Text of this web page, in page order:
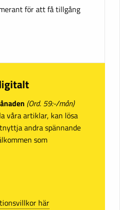
för att få tillgång
(Ord. 59:-/mån)
våra artiklar, kan lösa
andra spännande
som
här